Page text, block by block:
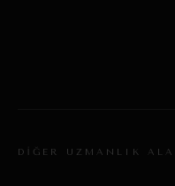
DİĞER UZMANLIK